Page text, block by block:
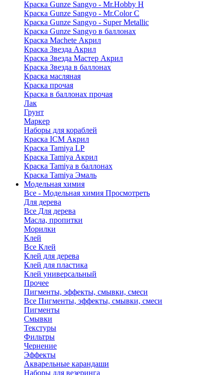
Краска Gunze Sangyo - Mr.Hobby H
Краска Gunze Sangyo - Mr.Color C
Краска Gunze Sangyo - Super Metallic
Краска Gunze Sangyo в баллонах
Краска Machete Акрил
Краска Звезда Акрил
Краска Звезда Мастер Акрил
Краска Звезда в баллонах
Краска масляная
Краска прочая
Краска в баллонах прочая
Лак
Грунт
Маркер
Наборы для кораблей
Краска ICM Акрил
Краска Tamiya LP
Краска Tamiya Акрил
Краска Tamiya в баллонах
Краска Tamiya Эмаль
Модельная химия
Все - Модельная химия Просмотреть
Для дерева
Все Для дерева
Масла, пропитки
Морилки
Клей
Все Клей
Клей для дерева
Клей для пластика
Клей универсальный
Прочее
Пигменты, эффекты, смывки, смеси
Все Пигменты, эффекты, смывки, смеси
Пигменты
Смывки
Текстуры
Фильтры
Чернение
Эффекты
Акварельные карандаши
Наборы для везеринга